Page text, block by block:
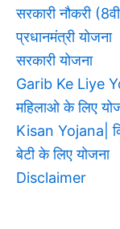
सरकारी नौकरी
प्रधानमंत्री योजना
सरकारी योजना
Garib Ke Liye
महिलाओ के लिए
Kisan Yojana|
बेटी के लिए योजना
Disclaimer